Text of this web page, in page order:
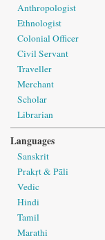
Anthropologist
Ethnologist
Colonial Officer
Civil Servant
Traveller
Merchant
Scholar
Librarian
Languages
Sanskrit
Prakṛt & Pāli
Vedic
Hindi
Tamil
Marathi